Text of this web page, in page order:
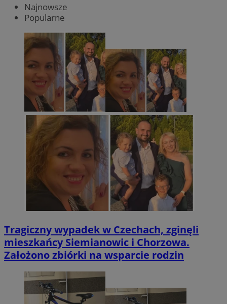
Najnowsze
Popularne
Tragiczny wypadek w Czechach, zginęli
mieszkańcy Siemianowic i Chorzowa.
Założono zbiórki na wsparcie rodzin